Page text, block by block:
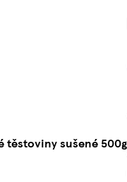
těstoviny sušené 500g